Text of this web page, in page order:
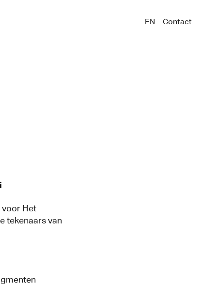
EN Contact
voor Het
tekenaars van